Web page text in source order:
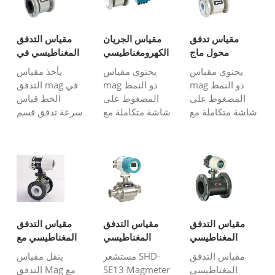
وحدة GPRS /
GSM / CDMA
مدمجة يمكنها
إرسال قيمة
قياس التدفق إلى
الخادم السحابي
لتحقيق...
الصغير الذي
1/8 "، 1/4" ، 3/8
"، 1/2" ، 3/4 ".
تستخدم مقاييس
التدف...
بحجم كبير ، مثل
مياه الصرف
الصحي والمياه
مقياس التدفق
المغناطيسي في
الخط
يأخذ مقياس
التدفق mag في
الخط قياس
سرعة تدفق قسم
تركيب مستشعر
mag. إنه يقيس
معدل تدفق حجم
السائل الموصل ،
وله تأثيرات قليلة
على تصميم
السوائل ...
مقياس الجريان
الكهرومغناطيسي
عن بعد
يحتوي مقياس
mag ذو النمط
المضغوط على
شاشة متكاملة مع
يسهل قراءة معدل
التدفق وتكوينات
المعلمات. يتم
استخدامه عادة
عندما تكون بيئة
التشغيل ...
مقياس تدفق
محول ماج
المضغوط
يحتوي مقياس
mag ذو النمط
المضغوط على
شاشة متكاملة مع
المغناطيسي التي
يسهل قراءة معدل
التدفق وتكوينات
المعلمات. يتم
عندما تكون بيئة
التشغيل ...
مقياس التدفق
المغناطيسي مع
Profibus-DP
ينقل مقياس
التدفق Mag مع
مقياس التدفق
المغناطيسي
مستشعر SHD-
SE13 Magmeter
مقياس التدفق
المغناطيسي
للطين
مقياس التدفق
المغناطيسي